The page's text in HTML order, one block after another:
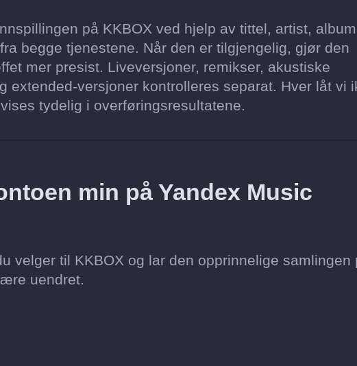
på KKBOX ved hjelp av tittel, artist,
begge tjenestene. Når den er tilgjengelig, gjør den
mer presist. Liveversjoner, remikser, akustiske
extended-versjoner kontrolleres separat. Hver låt vi
tydelig i overføringsresultatene.
min på Yandex Music
velger til KKBOX og lar den opprinnelige samlingen
uendret.